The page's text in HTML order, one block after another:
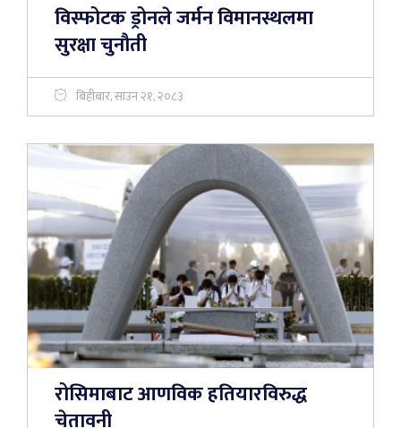
विस्फोटक ड्रोनले जर्मन विमानस्थलमा
सुरक्षा चुनौती
बिहीबार, साउन २१, २०८३
रोसिमाबाट आणविक हतियारविरुद्ध
चेतावनी